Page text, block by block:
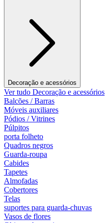
Decoração e acessórios
Ver tudo Decoração e acessórios
Balcões / Barras
Móveis auxiliares
Pódios / Vitrines
Púlpitos
porta folheto
Quadros negros
Guarda-roupa
Cabides
Tapetes
Almofadas
Cobertores
Telas
suportes para guarda-chuvas
Vasos de flores